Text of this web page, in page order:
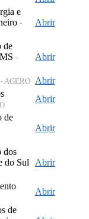
e
-
Abrir
de
-
Abrir
- AGERO Abrir
Abrir
de
Abrir
dos
do Sul
Abrir
Abrir
de